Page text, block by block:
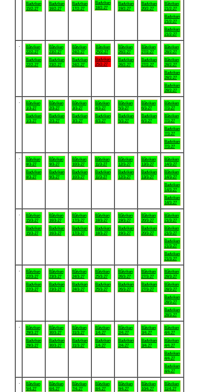
Badviken
15/2-27
Badviken
16/2-27
Badviken
17/2-27
Badviken
18/2-27
Badviken
19/2-27
Badviken
20/2-27
Båtviken
21/2-27
Badviken
21/2-27
Badviken
21/2-27
Båtviken
22/2-27
Badviken
22/2-27
Båtviken
23/2-27
Badviken
23/2-27
Båtviken
24/2-27
Badviken
24/2-27
Båtviken
25/2-27
Badviken
25/2-27
Båtviken
26/2-27
Badviken
26/2-27
Båtviken
27/2-27
Badviken
27/2-27
Båtviken
28/2-27
Båtviken
28/2-27
Badviken
28/2-27
Badviken
28/2-27
Båtviken
1/3-27
Badviken
1/3-27
Båtviken
2/3-27
Badviken
2/3-27
Båtviken
3/3-27
Badviken
3/3-27
Båtviken
4/3-27
Badviken
4/3-27
Båtviken
5/3-27
Badviken
5/3-27
Båtviken
6/3-27
Badviken
6/3-27
Båtviken
7/3-27
Båtviken
7/3-27
Badviken
7/3-27
Badviken
7/3-27
Båtviken
8/3-27
Badviken
8/3-27
Båtviken
9/3-27
Badviken
9/3-27
Båtviken
10/3-27
Badviken
10/3-27
Båtviken
11/3-27
Badviken
11/3-27
Båtviken
12/3-27
Badviken
12/3-27
Båtviken
13/3-27
Badviken
13/3-27
Båtviken
14/3-27
Båtviken
14/3-27
Badviken
14/3-27
Badviken
14/3-27
Båtviken
15/3-27
Badviken
15/3-27
Båtviken
16/3-27
Badviken
16/3-27
Båtviken
17/3-27
Badviken
17/3-27
Båtviken
18/3-27
Badviken
18/3-27
Båtviken
19/3-27
Badviken
19/3-27
Båtviken
20/3-27
Badviken
20/3-27
Båtviken
21/3-27
Båtviken
21/3-27
Badviken
21/3-27
Badviken
21/3-27
Båtviken
22/3-27
Badviken
22/3-27
Båtviken
23/3-27
Badviken
23/3-27
Båtviken
24/3-27
Badviken
24/3-27
Båtviken
25/3-27
Badviken
25/3-27
Båtviken
26/3-27
Badviken
26/3-27
Båtviken
27/3-27
Badviken
27/3-27
Båtviken
28/3-27
Båtviken
28/3-27
Badviken
28/3-27
Badviken
28/3-27
Båtviken
29/3-27
Badviken
29/3-27
Båtviken
30/3-27
Badviken
30/3-27
Båtviken
31/3-27
Badviken
31/3-27
Båtviken
1/4-27
Badviken
1/4-27
Båtviken
2/4-27
Badviken
2/4-27
Båtviken
3/4-27
Badviken
3/4-27
Båtviken
4/4-27
Båtviken
4/4-27
Badviken
4/4-27
Badviken
4/4-27
Båtviken
5/4-27
Båtviken
6/4-27
Båtviken
7/4-27
Båtviken
8/4-27
Båtviken
9/4-27
Båtviken
10/4-27
Båtviken
11/4-27